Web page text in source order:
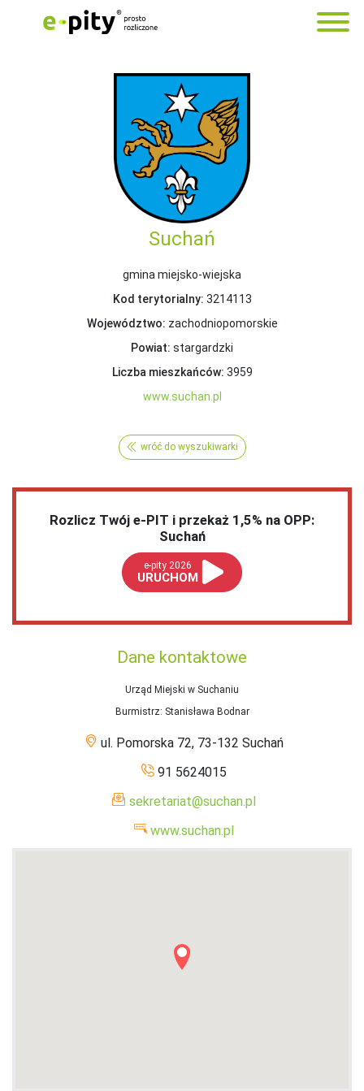
Suchań
gmina miejsko-wiejska
Kod terytorialny: 3214113
Województwo: zachodniopomorskie
Powiat: stargardzki
Liczba mieszkańców: 3959
www.suchan.pl
wróć do wyszukiwarki
Rozlicz Twój e-PIT i przekaż 1,5% na OPP:
Suchań
e-pity 2026
URUCHOM
Dane kontaktowe
Urząd Miejski w Suchaniu
Burmistrz: Stanisława Bodnar
ul. Pomorska 72, 73-132 Suchań
91 5624015
sekretariat@suchan.pl
www.suchan.pl